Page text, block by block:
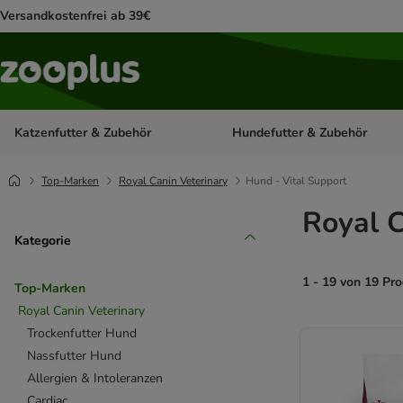
Versandkostenfrei ab 39€
Katzenfutter & Zubehör Kategorie-Menü öffnen:
Hundefutter & Zubehör
Top-Marken Royal Canin Veterinary Hund - Vital Support
Kategorie
Top-Marken
Royal Canin Veterinary
Trockenfutter Hund
Nassfutter Hund
Allergien & Intoleranzen
Royal
1 - 19 von 19